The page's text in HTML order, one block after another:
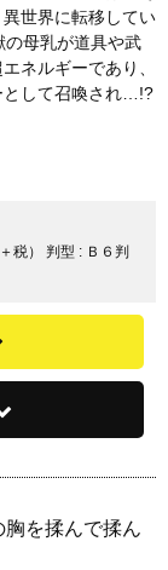
世界に転移してい
の母乳が道具や武
ネルギーであり、
として召喚され…!?
税） 判型 : Ｂ６判
を揉んで揉ん